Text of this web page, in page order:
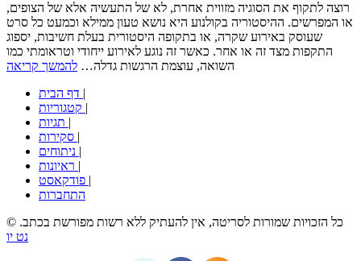
רוצה לתקוף את הסוגיה מזווית אחרת, לא של התעשיה אלא של הצופים,
או המפרשים. ההיסטוריה בקולנוע היא נושא טעון ממילא וכמעט כל סרט
שעוסק באירוע שקרה, או בתקופה היסטורית בעלת חשיבות, יספוג
התקפות מצד זה או אחר. כאשר זה נוגע לאירוע ייחודי וטראומתי כמו
השואה, עוצמת הרגשות גדלה… להמשך קריאה
|
|
|
|
|
|
|
התחברות
© כל הזכויות שמורות לסריטה, אין להעתיק ללא רשות מפורשת בכתב.
נט יו